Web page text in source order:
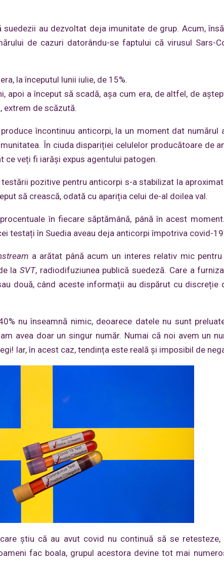
suedezii au dezvoltat deja imunitate de grup. Acum,
de cazuri datorându-se faptului că virusul Sars-
la începutul lunii iulie, de 15%.
apoi a început să scadă, așa cum era, de altfel, de
extrem de scăzută.
încontinuu anticorpi, la un moment dat numărul
În ciuda dispariției celulelor producătoare de
ce veți fi iarăși expus agentului patogen.
pozitive pentru anticorpi s-a stabilizat la
să crească, odată cu apariția celui de-al doilea val.
în fiecare săptămână, până în acest
testați în Suedia aveau deja anticorpi împotriva covid-
a arătat până acum un interes relativ mic
laSVT, radiodifuziunea publică suedeză. Care a
două, când aceste informații au dispărut cu discreție
nu înseamnă nimic, deoarece datele nu sunt
avea doar un singur număr. Numai că noi avem un
Iar, în acest caz, tendința este reală și imposibil de
știu că au avut covid nu continuă să se
fac boala, grupul acestora devine tot mai